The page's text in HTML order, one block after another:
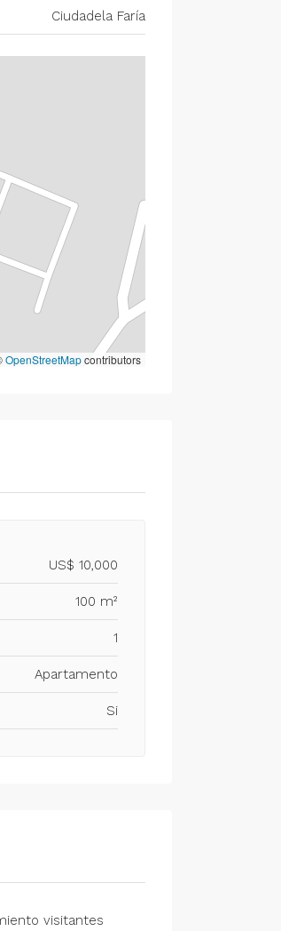
Ciudadela Faría
OpenStreetMapcontributors
US$ 10,000
100 m²
1
Apartamento
Si
visitantes